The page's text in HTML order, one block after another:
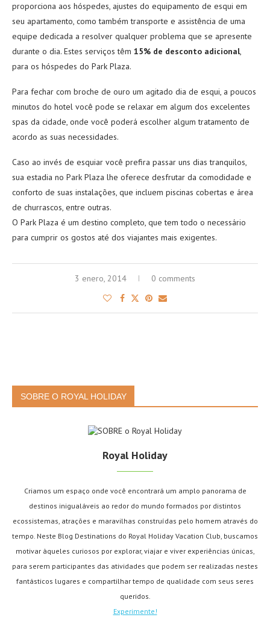
proporciona aos hóspedes, ajustes do equipamento de esqui em
seu apartamento, como também transporte e assistência de uma
equipe dedicada a resolver qualquer problema que se apresente
durante o dia. Estes serviços têm 15% de desconto adicional,
para os hóspedes do Park Plaza.
Para fechar com broche de ouro um agitado dia de esqui, a poucos
minutos do hotel você pode se relaxar em algum dos excelentes
spas da cidade, onde você poderá escolher algum tratamento de
acordo as suas necessidades.
Caso ao invés de esquiar você prefira passar uns dias tranquilos,
sua estadia no Park Plaza lhe oferece desfrutar da comodidade e
conforto de suas instalações, que incluem piscinas cobertas e área
de churrascos, entre outras.
O Park Plaza é um destino completo, que tem todo o necessário
para cumprir os gostos até dos viajantes mais exigentes.
3 enero, 2014 0 comments
SOBRE O ROYAL HOLIDAY
Royal Holiday
Criamos um espaço onde você encontrará um amplo panorama de
destinos inigualáveis ao redor do mundo formados por distintos
ecossistemas, atrações e maravilhas construídas pelo homem através do
tempo. Neste Blog Destinations do Royal Holiday Vacation Club, buscamos
motivar àqueles curiosos por explorar, viajar e viver experiências únicas,
para serem participantes das atividades que podem ser realizadas nestes
fantásticos lugares e compartilhar tempo de qualidade com seus seres
queridos.
Experimente!